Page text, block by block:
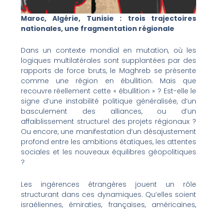
Maroc, Algérie, Tunisie : trois trajectoires
nationales, une fragmentation régionale
Dans un contexte mondial en mutation, où les
logiques multilatérales sont supplantées par des
rapports de force bruts, le Maghreb se présente
comme une région en ébullition. Mais que
recouvre réellement cette « ébullition » ? Est-elle le
signe d’une instabilité politique généralisée, d’un
basculement des alliances, ou d’un
affaiblissement structurel des projets régionaux ?
Ou encore, une manifestation d’un désajustement
profond entre les ambitions étatiques, les attentes
sociales et les nouveaux équilibres géopolitiques
?
Les ingérences étrangères jouent un rôle
structurant dans ces dynamiques. Qu’elles soient
israéliennes, émiraties, françaises, américaines,